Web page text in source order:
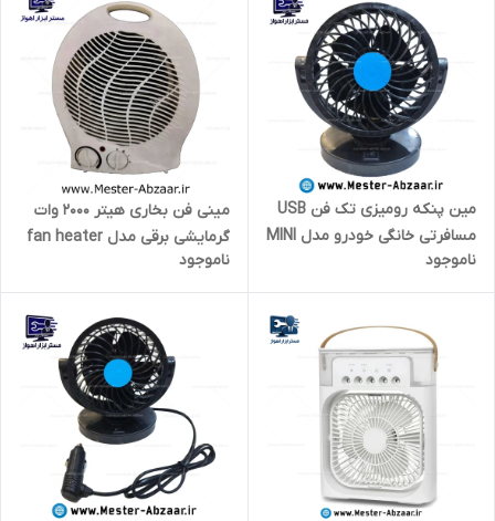
مین پنکه رومیزی تک فن USB
مسافرتی خانگی خودرو مدل MINI
FAN CAR CZ01
ناموجود
مینی فن بخاری هیتر 2000 وات
گرمایشی برقی مدل fan heater
f-801
ناموجود